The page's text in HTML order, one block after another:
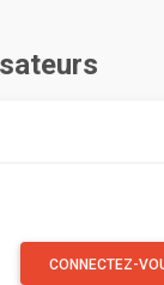
CONNECTEZ-